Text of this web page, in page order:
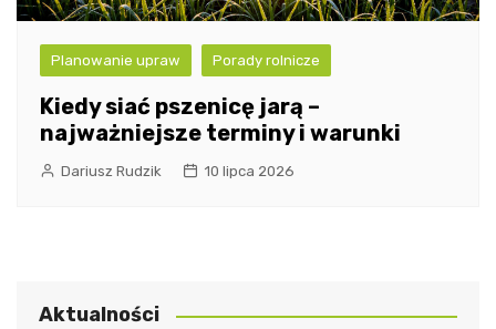
Planowanie upraw Porady rolnicze
Kiedy siać pszenicę jarą –
najważniejsze terminy i warunki
Dariusz Rudzik 10 lipca 2026
Aktualności